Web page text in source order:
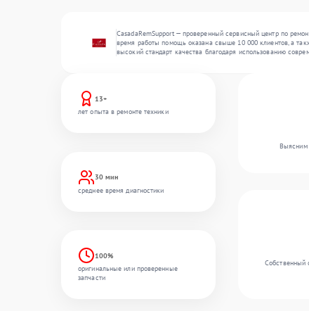
CasadaRemSupport — проверенный сервисный центр по
время работы помощь оказана свыше 10 000 клиентов, а
высокий стандарт качества благодаря использованию
13+
лет опыта в ремонте техники
30 мин
среднее время диагностики
100%
оригинальные или проверенные
запчасти
Выясним
Собственный